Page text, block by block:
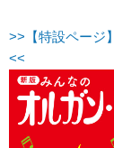
>>【特設ページ
<<